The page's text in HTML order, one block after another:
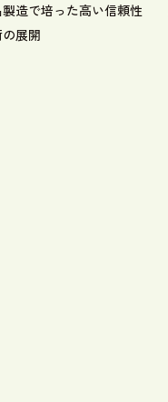
造で培った高い信頼性
展開